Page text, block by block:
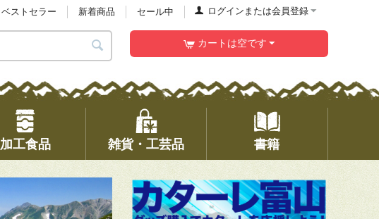
ログインまたは会員登録
ベストセラー 新着商品 セール中
カートは空です
加工食品 雑貨・工芸品 書籍